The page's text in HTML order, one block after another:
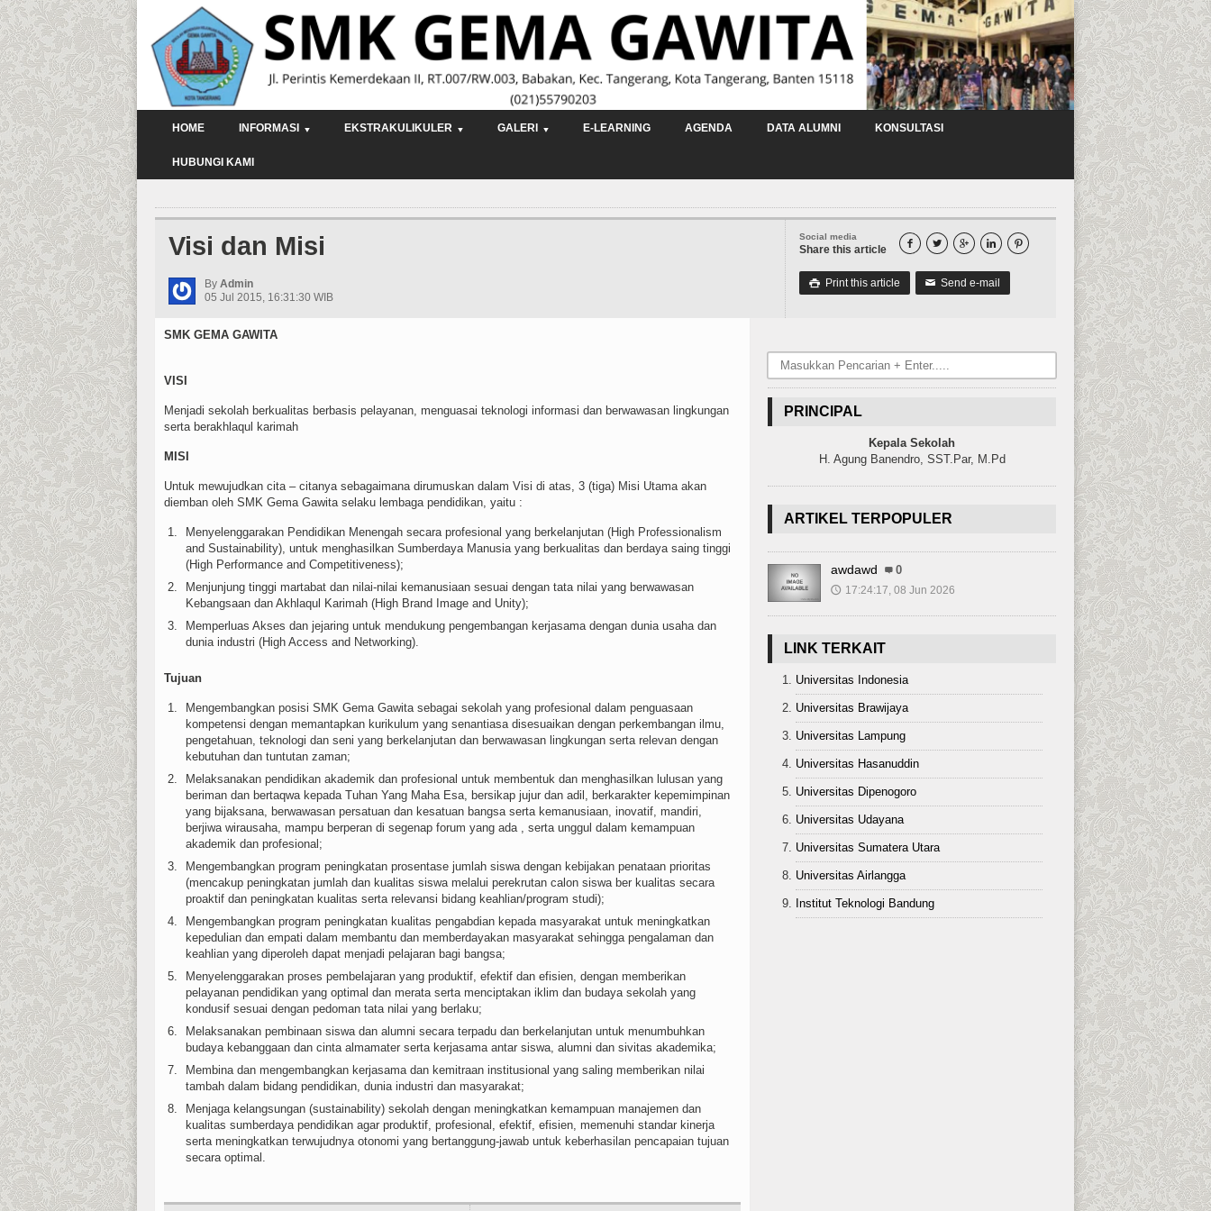
HOME INFORMASI EKSTRAKULIKULER GALERI E-LEARNING AGENDA DATA ALUMNI KONSULTASI
HUBUNGI KAMI
Social media
Share this article     
 Print this article ✉ Send e-mail
Visi dan Misi
By Admin
05 Jul 2015, 16:31:30 WIB
SMK GEMA GAWITA
VISI
Menjadi sekolah berkualitas berbasis pelayanan, menguasai teknologi informasi dan berwawasan lingkungan
serta berakhlaqul karimah
MISI
Untuk mewujudkan cita – citanya sebagaimana dirumuskan dalam Visi di atas, 3 (tiga) Misi Utama akan
diemban oleh SMK Gema Gawita selaku lembaga pendidikan, yaitu :
Menyelenggarakan Pendidikan Menengah secara profesional yang berkelanjutan (High Professionalism
and Sustainability), untuk menghasilkan Sumberdaya Manusia yang berkualitas dan berdaya saing tinggi
(High Performance and Competitiveness);
Menjunjung tinggi martabat dan nilai-nilai kemanusiaan sesuai dengan tata nilai yang berwawasan
Kebangsaan dan Akhlaqul Karimah (High Brand Image and Unity);
Memperluas Akses dan jejaring untuk mendukung pengembangan kerjasama dengan dunia usaha dan
dunia industri (High Access and Networking).
Tujuan
Mengembangkan posisi SMK Gema Gawita sebagai sekolah yang profesional dalam penguasaan
kompetensi dengan memantapkan kurikulum yang senantiasa disesuaikan dengan perkembangan ilmu,
pengetahuan, teknologi dan seni yang berkelanjutan dan berwawasan lingkungan serta relevan dengan
kebutuhan dan tuntutan zaman;
Melaksanakan pendidikan akademik dan profesional untuk membentuk dan menghasilkan lulusan yang
beriman dan bertaqwa kepada Tuhan Yang Maha Esa, bersikap jujur dan adil, berkarakter kepemimpinan
yang bijaksana, berwawasan persatuan dan kesatuan bangsa serta kemanusiaan, inovatif, mandiri,
berjiwa wirausaha, mampu berperan di segenap forum yang ada , serta unggul dalam kemampuan
akademik dan profesional;
Mengembangkan program peningkatan prosentase jumlah siswa dengan kebijakan penataan prioritas
(mencakup peningkatan jumlah dan kualitas siswa melalui perekrutan calon siswa ber kualitas secara
proaktif dan peningkatan kualitas serta relevansi bidang keahlian/program studi);
Mengembangkan program peningkatan kualitas pengabdian kepada masyarakat untuk meningkatkan
kepedulian dan empati dalam membantu dan memberdayakan masyarakat sehingga pengalaman dan
keahlian yang diperoleh dapat menjadi pelajaran bagi bangsa;
Menyelenggarakan proses pembelajaran yang produktif, efektif dan efisien, dengan memberikan
pelayanan pendidikan yang optimal dan merata serta menciptakan iklim dan budaya sekolah yang
kondusif sesuai dengan pedoman tata nilai yang berlaku;
Melaksanakan pembinaan siswa dan alumni secara terpadu dan berkelanjutan untuk menumbuhkan
budaya kebanggaan dan cinta almamater serta kerjasama antar siswa, alumni dan sivitas akademika;
Membina dan mengembangkan kerjasama dan kemitraan institusional yang saling memberikan nilai
tambah dalam bidang pendidikan, dunia industri dan masyarakat;
Menjaga kelangsungan (sustainability) sekolah dengan meningkatkan kemampuan manajemen dan
kualitas sumberdaya pendidikan agar produktif, profesional, efektif, efisien, memenuhi standar kinerja
serta meningkatkan terwujudnya otonomi yang bertanggung-jawab untuk keberhasilan pencapaian tujuan
secara optimal.
PRINCIPAL
Kepala Sekolah
H. Agung Banendro, SST.Par, M.Pd
ARTIKEL TERPOPULER
awdawd 0
🕔 17:24:17, 08 Jun 2026
LINK TERKAIT
Universitas Indonesia
Universitas Brawijaya
Universitas Lampung
Universitas Hasanuddin
Universitas Dipenogoro
Universitas Udayana
Universitas Sumatera Utara
Universitas Airlangga
Institut Teknologi Bandung